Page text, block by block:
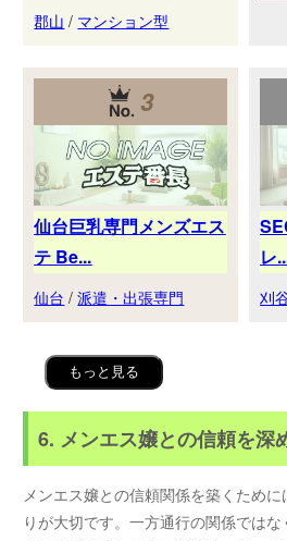
郡山 / マンション型
3
仙台巨乳専門メンズエス
テ Be...
仙台 /派遣・出張専門
レ
刈
もっと見る
6. メンエス嬢との信頼を深
メンエス嬢との信頼関係を築くため
りが大切です。一方通行の関係では